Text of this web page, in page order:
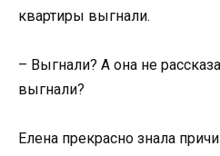
квартиры выгнали.
– Выгнали? А она не
выгнали?
Елена прекрасно знала